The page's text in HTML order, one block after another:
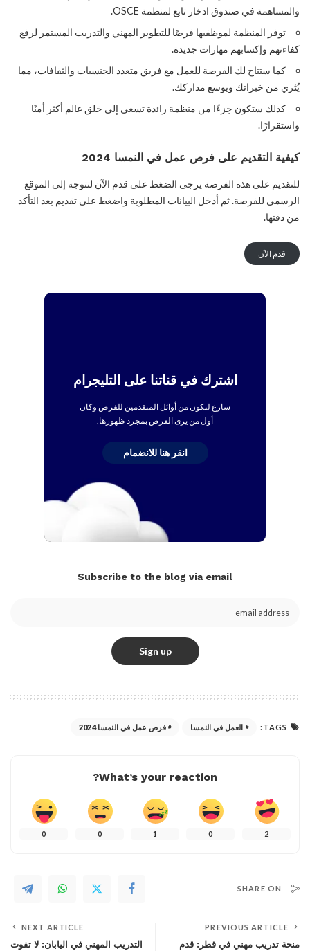
والمساهمة في صندوق ادخار تابع لمنظمة OSCE.
توفر المنظمة لموظفيها فرصًا للتطوير المهني والتدريب المستمر لرفع
كفاءتهم وإكسابهم مهارات جديدة.
كما ستتاح لك الفرصة للعمل مع فريق متعدد الجنسيات والثقافات، مما
يُثري من خبراتك ويوسع مداركك.
كذلك ستكون جزءًا من منظمة رائدة تسعى إلى خلق عالم أكثر أمنًا
واستقرارًا.
كيفية التقديم على فرص عمل في النمسا 2024
للتقديم على هذه الفرصة يرجى الضغط على قدم الآن لتتوجه إلى الموقع
الرسمي للفرصة. ثم أدخل البيانات المطلوبة واضغط على تقديم بعد التأكد
من دقتها.
قدم الآن
اشترك في قناتنا على التليجرام
سارع لتكون من أوائل المتقدمين للفرص وكان
أول من يرى الفرص بمجرد ظهورها.
انقر هنا للانضمام
Subscribe to the blog via email
TAGS: العمل في النمسا فرص عمل في النمسا 2024
What’s your reaction?
2
0
1
0
0
SHARE ON
PREVIOUS ARTICLE
منحة تدريب مهني في قطر: قدم
NEXT ARTICLE
التدريب المهني في اليابان: لا تفوت